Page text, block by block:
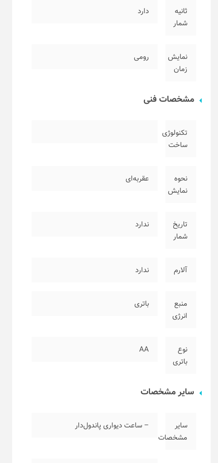
ثانیه
شمار
دارد
نمایش
زمان
رومی
مشخصات فنی
تکنولوژی
ساخت
نحوه
نمایش
عقربه‌ای
تاریخ
شمار
ندارد
آلارم ندارد
منبع
انرژی
باتری
نوع
باتری
AA
سایر مشخصات
سایر
مشخصات
– ساعت دیواری پاندول‌دار